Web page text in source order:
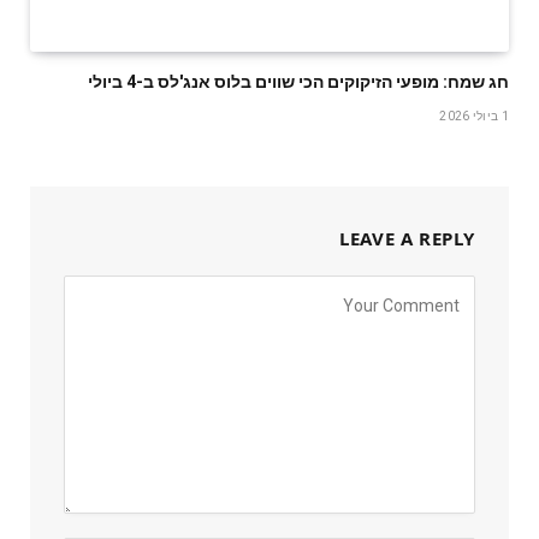
חג שמח: מופעי הזיקוקים הכי שווים בלוס אנג'לס ב-4 ביולי
1 ביולי 2026
LEAVE A REPLY